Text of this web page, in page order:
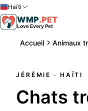
Haïti
WMP.PET
Love Every Pet
Accueil Animaux
JÉRÉMIE · HAÏTI
Chats